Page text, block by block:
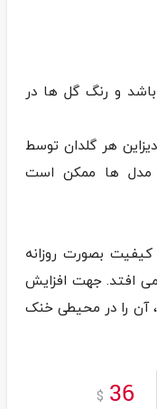
و رنگ گل ها در
هر گلدان توسط
مدل ها ممکن است
بصورت روزانه
افتد. جهت افزایش
آن را در محیطی خنک
36
$